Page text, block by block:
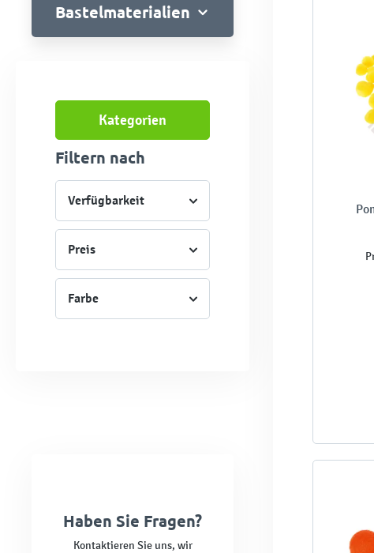
Bastelmaterialien
Kategorien
Filtern nach
Verfügbarkeit
Preis
Farbe
Haben Sie Fragen?
Kontaktieren Sie uns, wir